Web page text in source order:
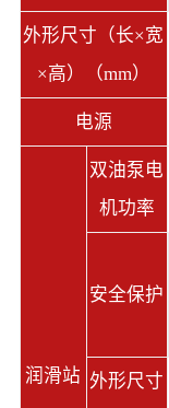
外形尺寸（长×宽
×高）（mm）
电源
润滑站
双油泵电
机功率
安全保护
外形尺寸